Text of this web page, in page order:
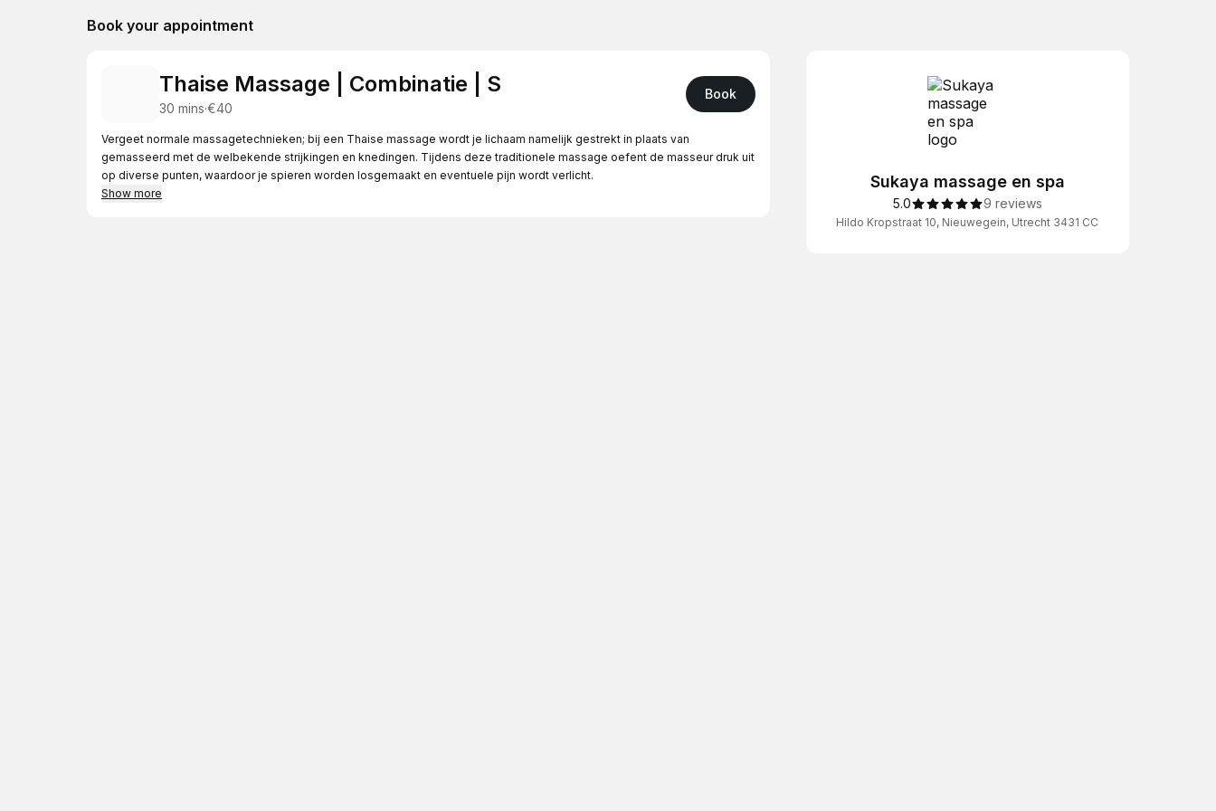
Book your appointment
Thaise Massage | Combinatie | S
30 mins·€40
Book
Vergeet normale massagetechnieken; bij een Thaise massage wordt je lichaam namelijk gestrekt in plaats van
gemasseerd met de welbekende strijkingen en knedingen. Tijdens deze traditionele massage oefent de masseur druk uit
op diverse punten, waardoor je spieren worden losgemaakt en eventuele pijn wordt verlicht.
Show more
Sukaya massage en spa
5.0 9 reviews
Hildo Kropstraat 10, Nieuwegein, Utrecht 3431 CC